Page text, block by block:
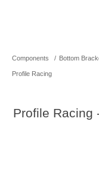
Components / Bottom
Profile Racing
Profile Racing